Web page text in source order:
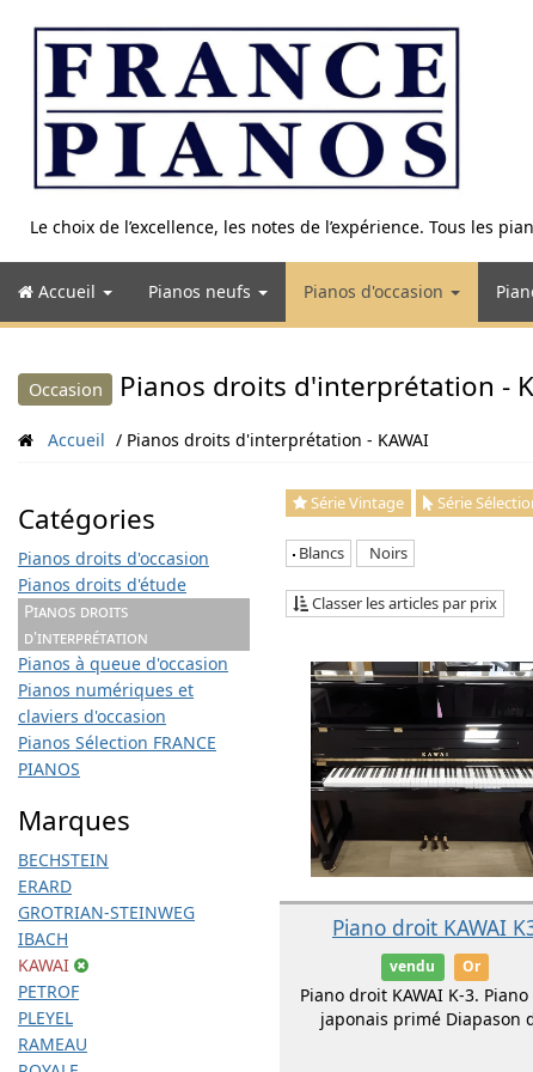
contenu
Le choix de l’excellence, les notes de l’expérience. Tous les
Accueil Pianos neufs Pianos d'occasion
Occasion Pianos droits d'interprétation -
Accueil Pianos droits d'interprétation - KAWAI
Catégories
Pianos droits d'occasion
Pianos droits d'étude
Pianos droits
d'interprétation
Pianos à queue d'occasion
Pianos numériques et
claviers d'occasion
Pianos Sélection FRANCE
PIANOS
Marques
BECHSTEIN
ERARD
GROTRIAN-STEINWEG
IBACH
KAWAI
PETROF
PLEYEL
RAMEAU
Série Vintage Série
Blancs Noirs
Classer les articles par prix
Piano droit KAWAI
vendu Or
Piano droit KAWAI K-3.
japonais primé Diapason